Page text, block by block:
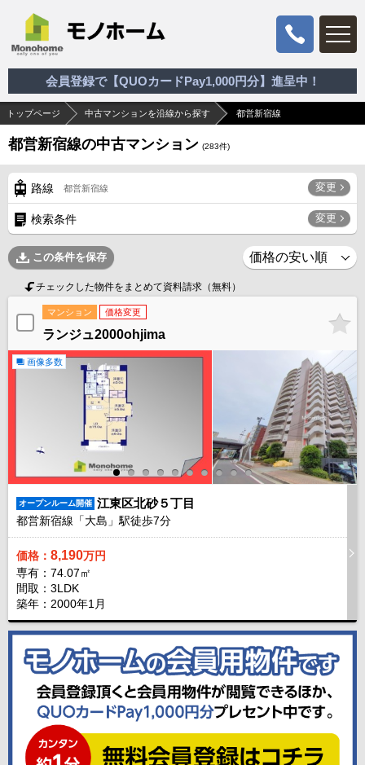
会員登録で【QUOカードPay1,000円分】進呈中！
トップページ 中古マンションを沿線から探す 都営新宿線
都営新宿線の中古マンション (283件)
路線 都営新宿線 変更
検索条件 変更
この条件を保存
チェックした物件をまとめて資料請求（無料）
マンション 価格変更
ランジュ2000ohjima
画像多数
オープンルーム開催 江東区北砂５丁目
都営新宿線「大島」駅徒歩7分
価格： 8,190万円
専有：74.07㎡
間取：3LDK
築年：2000年1月